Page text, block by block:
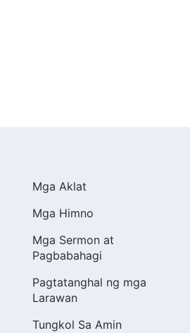
Mga Aklat
Mga Himno
Mga Sermon at
Pagbabahagi
Pagtatanghal ng mga
Larawan
Tungkol Sa Amin